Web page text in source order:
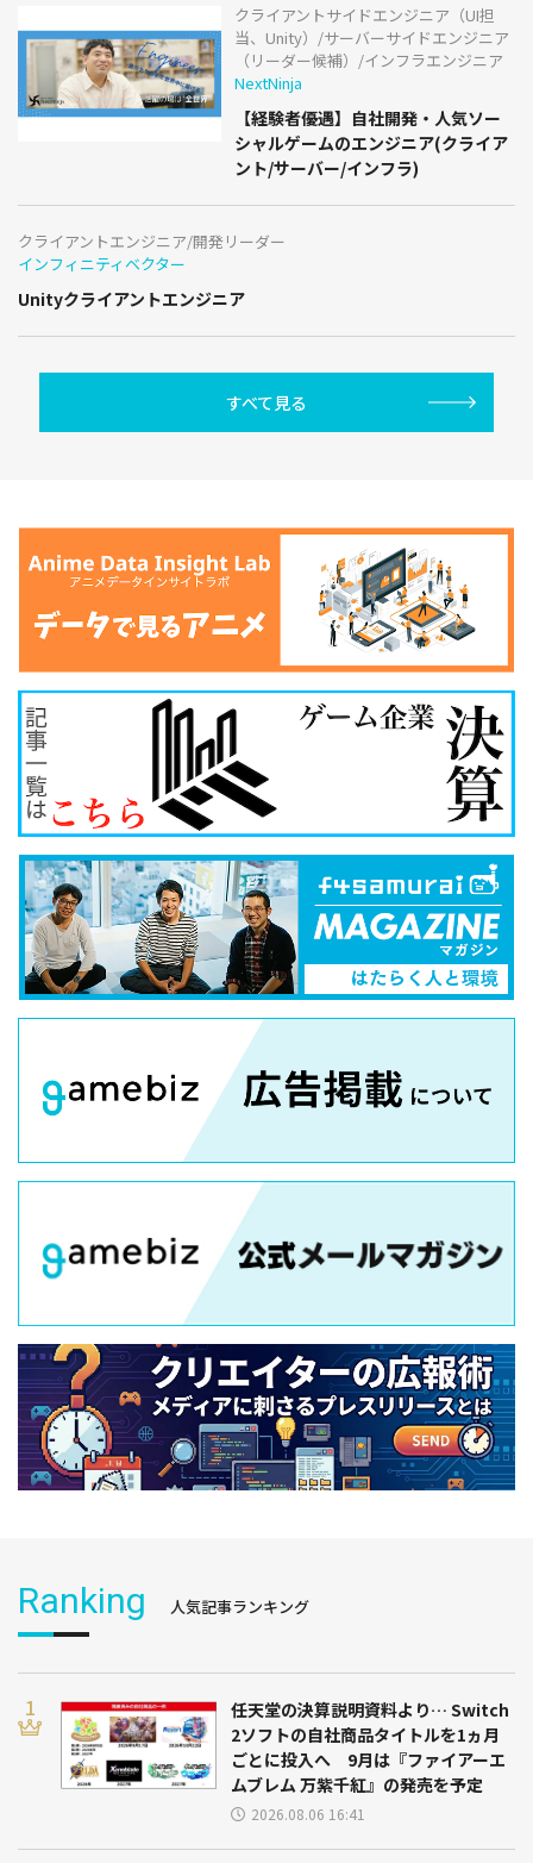
クライアントサイドエンジニア（UI担
当、Unity）/サーバーサイドエンジニア
（リーダー候補）/インフラエンジニア
NextNinja
【経験者優遇】自社開発・人気ソー
シャルゲームのエンジニア(クライア
ント/サーバー/インフラ)
クライアントエンジニア/開発リーダー
インフィニティベクター
Unityクライアントエンジニア
すべて見る
Ranking 人気記事ランキング
任天堂の決算説明資料より… Switch
2ソフトの自社商品タイトルを1ヵ月
ごとに投入へ 9月は『ファイアーエ
ムブレム 万紫千紅』の発売を予定
2026.08.06 16:41